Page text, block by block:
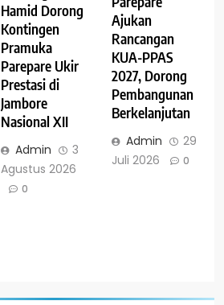
Hamid Dorong
Kontingen
Pramuka
Parepare Ukir
Prestasi di
Jambore
Nasional XII
Admin
3
Agustus 2026
0
Ajukan
Rancangan
KUA-PPAS
2027, Dorong
Pembangunan
Berkelanjutan
Admin
29
Juli 2026
0